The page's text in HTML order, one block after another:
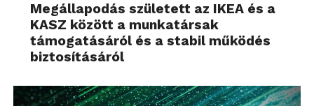
Megállapodás született az IKEA és a
KASZ között a munkatársak
támogatásáról és a stabil működés
biztosításáról